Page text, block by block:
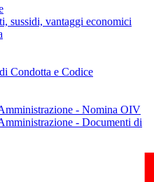
sussidi, vantaggi economici
Condotta e Codice
- Nomina OIV
- Documenti di